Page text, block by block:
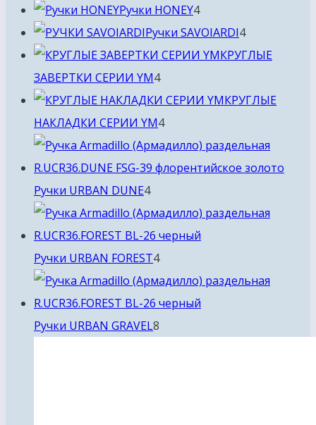
Ручки HONEY44
товара
Ручки SAVOIARDI44
товара
КРУГЛЫЕ
ЗАВЕРТКИ СЕРИИ YM44
товара
КРУГЛЫЕ
НАКЛАДКИ СЕРИИ YM44
товара
Ручки URBAN DUNE44
товара
Ручки URBAN FOREST44
товара
Ручки URBAN GRAVEL8